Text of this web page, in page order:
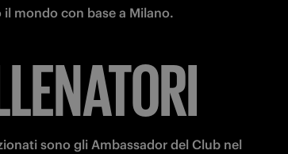
mondo con base a Milano.
sono gli Ambassador del Club nel